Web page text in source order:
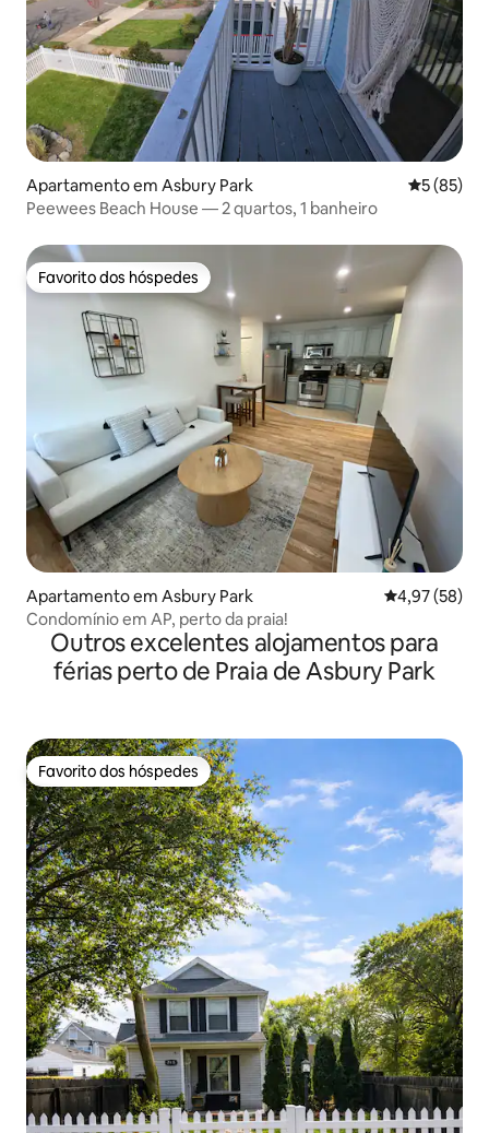
Apartamento em Asbury Park
5 (85)
Peewees Beach House — 2 quartos, 1 banheiro
Favorito dos hóspedes
Favorito dos hóspedes
Apartamento em Asbury Park Classificação
4,97 (58)
Condomínio em AP, perto da praia!
Outros excelentes alojamentos para
férias perto de Praia de Asbury Park
Favorito dos hóspedes
Favorito dos hóspedes